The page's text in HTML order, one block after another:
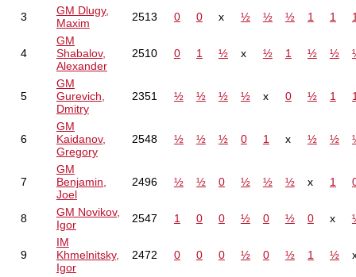
3
GM Dlugy,
Maxim
2513 0 0 x ½ ½ ½ 1 1
4
GM
Shabalov,
Alexander
2510 0 1 ½ x ½ 1 ½ ½
5
GM
Gurevich,
Dmitry
2351 ½ ½ ½ ½ x 0 ½ 1
6
GM
Kaidanov,
Gregory
2548 ½ ½ ½ 0 1 x ½ ½
7
GM
Benjamin,
Joel
2496 ½ ½ 0 ½ ½ ½ x 1
8
GM Novikov,
Igor
2547 1 0 0 ½ 0 ½ 0 x
9
IM
Khmelnitsky,
Igor
2472 0 0 0 ½ 0 ½ 1 ½